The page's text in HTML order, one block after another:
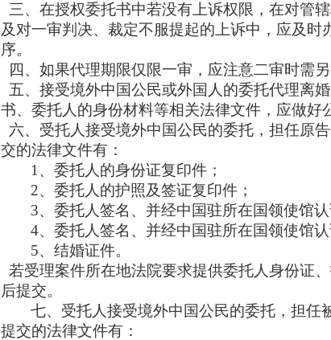
三、在授权委托书中若没有上诉权限，在对管
及对一审判决、裁定不服提起的上诉中，应及
序。
四、如果代理期限仅限一审，应注意二审时需另
五、接受境外中国公民或外国人的委托代理离
书、委托人的身份材料等相关法律文件，应做好
六、受托人接受境外中国公民的委托，担任原
交的法律文件有：
1、委托人的身份证复印件；
2、委托人的护照及签证复印件；
3、委托人签名、并经中国驻所在国领使馆
4、委托人签名、并经中国驻所在国领使馆认
5、结婚证件。
若受理案件所在地法院要求提供委托人身份证
后提交。
七、受托人接受境外中国公民的委托，担任
提交的法律文件有：